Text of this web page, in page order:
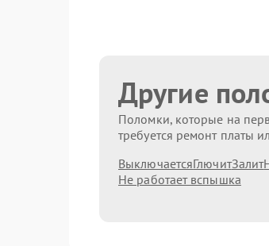
Другие
Поломки, которые на
требуется ремонт платы
ВыключаетсяГлючитЗалит
Не работает вспышка